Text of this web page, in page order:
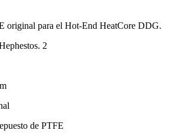
original para el Hot-End HeatCore DDG.
2
de PTFE